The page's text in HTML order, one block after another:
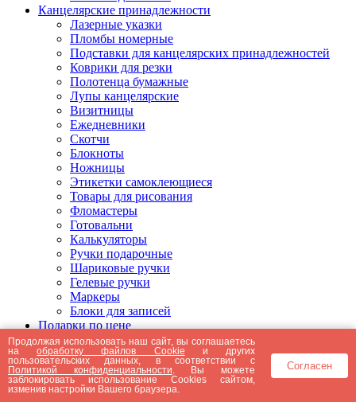
Канцелярские принадлежности
Лазерные указки
Пломбы номерные
Подставки для канцелярских принадлежностей
Коврики для резки
Полотенца бумажные
Лупы канцелярские
Визитницы
Ежедневники
Скотчи
Блокноты
Ножницы
Этикетки самоклеющиеся
Товары для рисования
Фломастеры
Готовальни
Калькуляторы
Ручки подарочные
Шариковые ручки
Гелевые ручки
Маркеры
Блоки для записей
Подарки по цене
Подарки от 5000 рублей
Подарки до 5000 рублей
Подарки до 3000 рублей
Подарки до 2000 рублей
Подарки до 1000 рублей
Продолжая использовать наш сайт, вы соглашаетесь
наобработку файлов Cookie и других
пользовательских данных, в соответствии с
Политикой конфиденциальности . Вы можете
заблокировать использование Cookies сайтом,
изменив настройки Вашего браузера.
Согласен